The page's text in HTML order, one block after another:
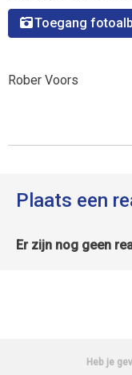
Toegang
Rober Voors
Plaats een
Er zijn nog geen
Heb je